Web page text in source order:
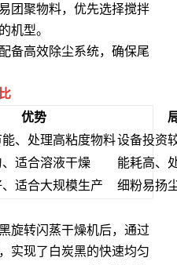
团聚物料，优先选择搅拌
机型。
备高效除尘系统，确保尾
优势
、处理高粘度物料设备投资
适合溶液干燥
能耗高、
适合大规模生产
细粉易扬
旋转闪蒸干燥机后，通过
实现了白炭黑的快速均匀